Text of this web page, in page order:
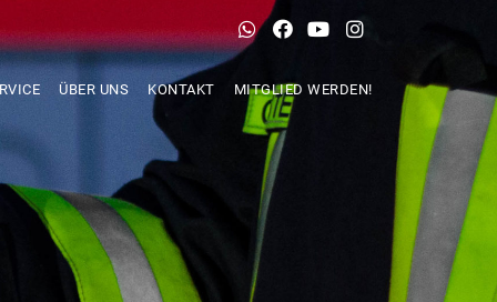
ÜBER UNS KONTAKT MITGLIED WERDEN!